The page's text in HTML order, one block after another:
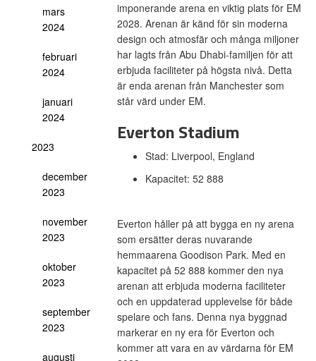
mars
2024
februari
2024
januari
2024
2023
december
2023
november
2023
oktober
2023
september
2023
augusti
imponerande arena en viktig plats för EM
2028. Arenan är känd för sin moderna
design och atmosfär och många miljoner
har lagts från Abu Dhabi-familjen för att
erbjuda faciliteter på högsta nivå. Detta
är enda arenan från Manchester som
står värd under EM.
Everton Stadium
Stad: Liverpool, England
Kapacitet: 52 888
Everton håller på att bygga en ny arena
som ersätter deras nuvarande
hemmaarena Goodison Park. Med en
kapacitet på 52 888 kommer den nya
arenan att erbjuda moderna faciliteter
och en uppdaterad upplevelse för både
spelare och fans. Denna nya byggnad
markerar en ny era för Everton och
kommer att vara en av värdarna för EM